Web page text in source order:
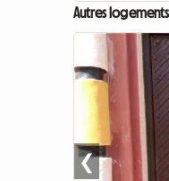
Autres
❮